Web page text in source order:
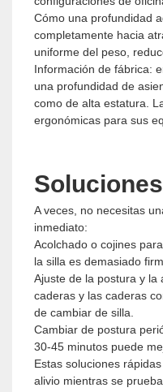
Cómo una profundidad
completamente hacia
uniforme del peso,
Información de fábrica:
una profundidad de
como de alta estatura.
ergonómicas para sus
A veces, no necesitas
inmediato:
Acolchado o cojines
la silla es demasiado
Ajuste de la postura y la
caderas y las caderas
de cambiar de silla.
Cambiar de postura
30-45 minutos puede
Estas soluciones
alivio mientras se